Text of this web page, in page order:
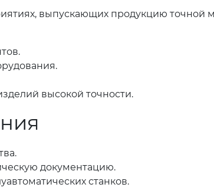
выпускающих продукцию точной
высокой точности.
документацию.
станков.